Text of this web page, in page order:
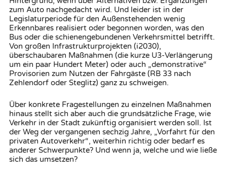
zum Auto nachgedacht wird. Und leider ist in der
Legislaturperiode für den Außenstehenden wenig
Erkennbares realisiert oder begonnen worden, was den
Bus oder die schienengebundenen Verkehrsmittel betrifft.
Von großen Infrastrukturprojekten (i2030),
überschaubaren Maßnahmen (die kurze U3-Verlängerung
um ein paar Hundert Meter) oder auch „demonstrative“
Provisorien zum Nutzen der Fahrgäste (RB 33 nach
Zehlendorf oder Steglitz) ganz zu schweigen.
Über konkrete Fragestellungen zu einzelnen Maßnahmen
hinaus stellt sich aber auch die grundsätzliche Frage, wie
Verkehr in der Stadt zukünftig organisiert werden soll. Ist
der Weg der vergangenen sechzig Jahre, „Vorfahrt für den
privaten Autoverkehr“, weiterhin richtig oder bedarf es
anderer Schwerpunkte? Und wenn ja, welche und wie ließe
sich das umsetzen?